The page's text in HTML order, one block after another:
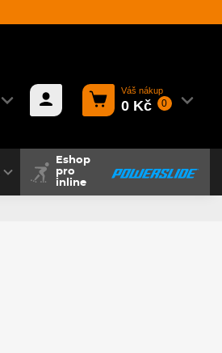
Váš nákup
0 Kč 0
Eshop
pro
inline